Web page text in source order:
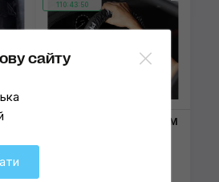
110:43:50
Захисний чохол Gyeon Q²M
сайту